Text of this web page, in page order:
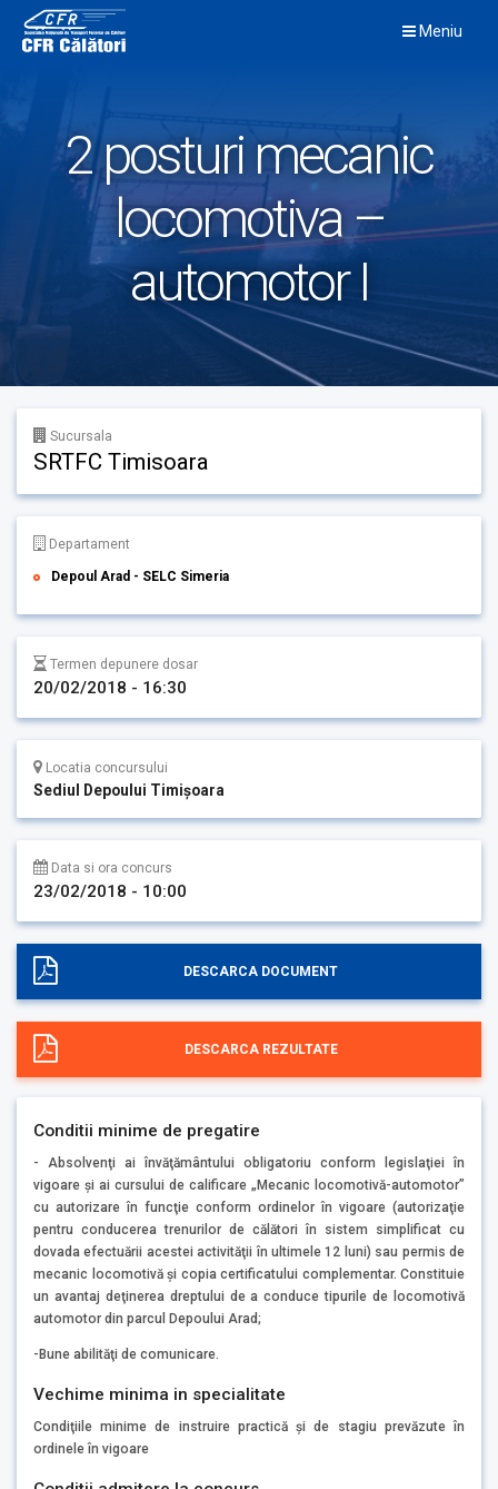
content
Meniu
2 posturi mecanic
locomotiva –
automotor I
Sucursala
SRTFC Timisoara
Departament
Depoul Arad - SELC Simeria
Termen depunere dosar
20/02/2018 - 16:30
Locatia concursului
Sediul Depoului Timişoara
Data si ora concurs
23/02/2018 - 10:00
DESCARCA DOCUMENT
DESCARCA REZULTATE
Conditii minime de pregatire
- Absolvenţi ai învăţământului obligatoriu conform legislaţiei în
vigoare şi ai cursului de calificare „Mecanic locomotivă-automotor”
cu autorizare în funcţie conform ordinelor în vigoare (autorizaţie
pentru conducerea trenurilor de călători în sistem simplificat cu
dovada efectuării acestei activităţii în ultimele 12 luni) sau permis de
mecanic locomotivă şi copia certificatului complementar. Constituie
un avantaj deţinerea dreptului de a conduce tipurile de locomotivă
automotor din parcul Depoului Arad;
-Bune abilităţi de comunicare.
Vechime minima in specialitate
Condiţiile minime de instruire practică şi de stagiu prevăzute în
ordinele în vigoare